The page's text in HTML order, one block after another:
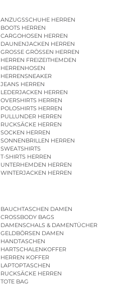
ANZUGSSCHUHE HERREN
BOOTS HERREN
CARGOHOSEN HERREN
DAUNENJACKEN HERREN
GROSSE GRÖSSEN HERREN
HERREN FREIZEITHEMDEN
HERRENHOSEN
HERRENSNEAKER
JEANS HERREN
LEDERJACKEN HERREN
OVERSHIRTS HERREN
POLOSHIRTS HERREN
PULLUNDER HERREN
RUCKSÄCKE HERREN
SOCKEN HERREN
SONNENBRILLEN HERREN
SWEATSHIRTS
T-SHIRTS HERREN
UNTERHEMDEN HERREN
WINTERJACKEN HERREN
BAUCHTASCHEN DAMEN
CROSSBODY BAGS
DAMENSCHALS & DAMENTÜCHER
GELDBÖRSEN DAMEN
HANDTASCHEN
HARTSCHALENKOFFER
HERREN KOFFER
LAPTOPTASCHEN
RUCKSÄCKE HERREN
TOTE BAG